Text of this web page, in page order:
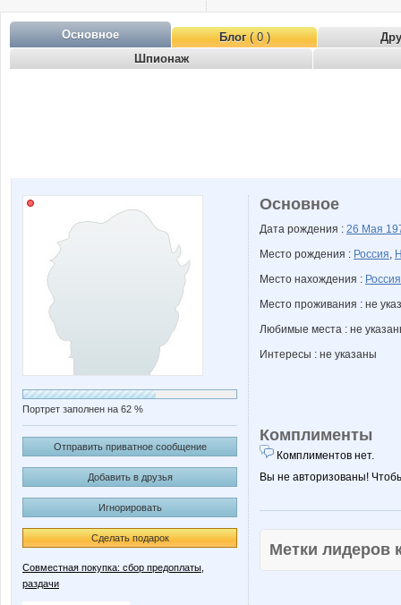
Основное Блог( 0 )
Шпионаж
Портрет заполнен на 62 %
Отправить приватное сообщение
Добавить в друзья
Игнорировать
Сделать подарок
Совместная покупка: сбор предоплаты,
раздачи
Основное
Дата рождения : 26 Мая
Место рождения : Россия,
Место нахождения : Россия
Место проживания : не
Любимые места : не
Интересы : не указаны
Комплименты
Комплиментов нет.
Вы не авторизованы!
Метки